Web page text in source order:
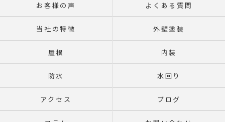
お客様の声 よくある質問
当社の特徴 外壁塗装
屋根 内装
防水 水回り
アクセス ブログ